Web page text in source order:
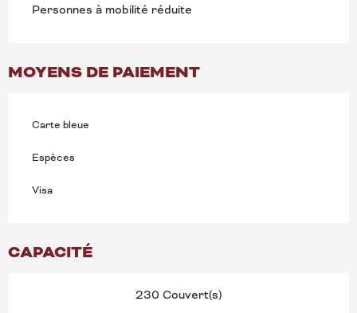
Personnes à mobilité réduite
MOYENS DE PAIEMENT
Carte bleue
Espèces
Visa
CAPACITÉ
230 Couvert(s)